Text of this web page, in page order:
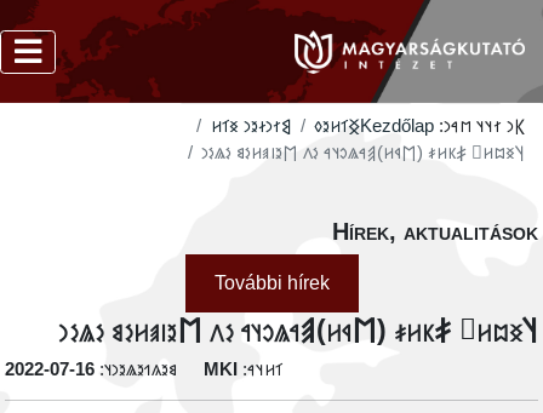
𐲞𐳙 𐳐𐳦𐳦 𐳮𐳀𐳙:
Kezdőlap
‮𐲏𐳑𐳢𐳉𐳓
‮𐲘𐳐𐳙𐳇𐳉𐳙 𐳏𐳑𐳢
‮𐲦𐳏𐳪𐳢𐳸 𐲎𐳞𐳢𐳎 (𐲮𐳁𐳢)𐲠𐳀𐳖𐳛𐳦𐳀 𐳋𐳤 𐲮𐳉𐳥𐳠𐳢𐳋𐳘 𐳋𐳖𐳋𐳙
Hírek,
További hírek
‮𐲦𐳏𐳪𐳢𐳸 𐲎𐳞𐳢𐳎 (𐲮𐳁𐳢)𐲠𐳀𐳖𐳛𐳦𐳀 𐳋𐳤 𐲮𐳉𐳥𐳠𐳢𐳋𐳘
𐳑𐳢𐳦𐳀:
MKI
𐳘𐳉𐳍𐳒𐳉𐳖𐳉𐳙𐳦:
‭2022-07-16